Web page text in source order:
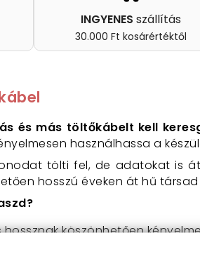
INGYENES szállítás
30.000 Ft kosárértéktől
és más töltőkábelt kell
használhassa a
tölti fel, de adatokat is
hosszú éveken át hű társad
hossznak köszönhetően